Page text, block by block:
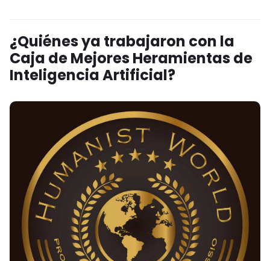
¿Quiénes ya trabajaron con la
Caja de Mejores Heramientas de
Inteligencia Artificial?